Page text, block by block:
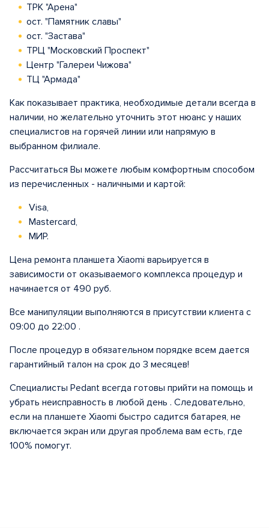
ТРК "Арена"
ост. "Памятник славы"
ост. "Застава"
ТРЦ "Московский Проспект"
Центр "Галереи Чижова"
ТЦ "Армада"
Как показывает практика, необходимые детали всегда в
наличии, но желательно уточнить этот нюанс у наших
специалистов на горячей линии или напрямую в
выбранном филиале.
Рассчитаться Вы можете любым комфортным способом
из перечисленных - наличными и картой:
Visa,
Mastercard,
МИР.
Цена ремонта планшета Xiaomi варьируется в
зависимости от оказываемого комплекса процедур и
начинается от 490 руб.
Все манипуляции выполняются в присутствии клиента с
09:00 до 22:00 .
После процедур в обязательном порядке всем дается
гарантийный талон на срок до 3 месяцев!
Специалисты Pedant всегда готовы прийти на помощь и
убрать неисправность в любой день . Следовательно,
если на планшете Xiaomi быстро садится батарея, не
включается экран или другая проблема вам есть, где
100% помогут.